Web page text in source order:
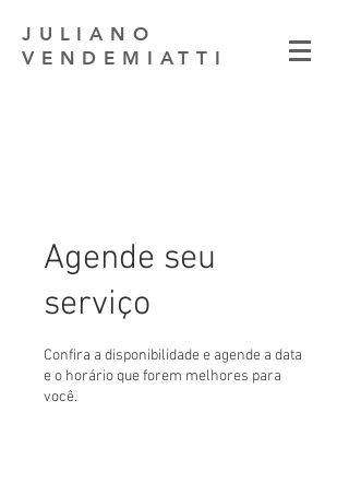
JULIANO
VENDEMIATTI
Agende seu
serviço
Confira a disponibilidade e agende a data
e o horário que forem melhores para
você.